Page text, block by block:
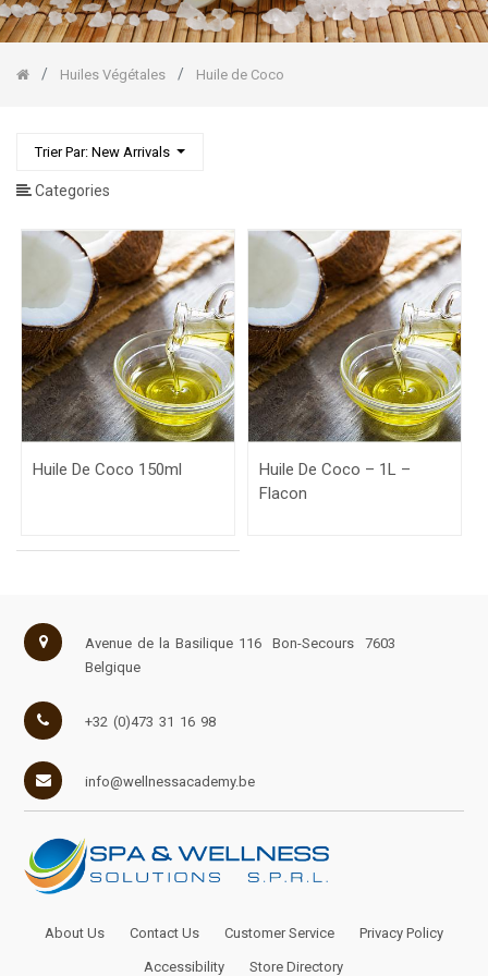
Huiles Végétales Huile de Coco
Trier Par: New Arrivals
Categories
Raisin
Huile
Coco
Stockholm
Baumes/Beurres
Végétaux
Huiles
Essentielles
Corps/Visage
Huile De Coco 150ml
Huile De Coco – 1L –
Flacon
Avenue de la Basilique 116 Bon-Secours
7603
Belgique
+32 (0)473 31 16 98
info@wellnessacademy.be
About Us Contact Us Customer Service Privacy Policy
Accessibility Store Directory